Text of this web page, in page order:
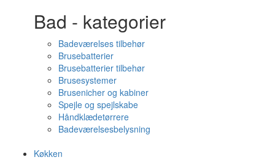
Bad - kategorier
Badeværelses tilbehør
Brusebatterier
Brusebatterier tilbehør
Brusesystemer
Brusenicher og kabiner
Spejle og spejlskabe
Håndklædetørrere
Badeværelsesbelysning
Køkken